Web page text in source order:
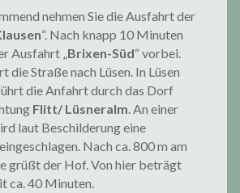
nehmen Sie die Ausfahrt der
“. Nach knapp 10 Minuten
Ausfahrt „Brixen-Süd“ vorbei.
die Straße nach Lüsen. In Lüsen
die Anfahrt durch das Dorf
Flitt/ Lüsneralm. An einer
laut Beschilderung eine
Nach ca. 800 m am
grüßt der Hof. Von hier beträgt
ca. 40 Minuten.